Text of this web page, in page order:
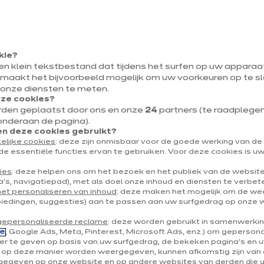
of
model, eindeloze
klein tekstbestand dat tijdens het surfen op uw
het bijvoorbeeld mogelijk om uw voorkeuren op te
diensten te meten.
cookies?
geplaatst door ons en onze 24 partners (te
de pagina).
deze cookies gebruikt?
cookies: deze zijn onmisbaar voor de goede werking van
essentiële functies ervan te gebruiken. Voor deze cookies is
: deze helpen ons om het bezoek en het publiek van de
navigatiepad), met als doel onze inhoud en diensten te
personaliseren van inhoud : deze maken het mogelijk om de
suggesties) aan te passen aan uw surfgedrag op onze
reclame: deze worden gebruikt in
, Google Ads, Meta, Pinterest, Microsoft Ads, enz.) om
te geven op basis van uw surfgedrag, de bekeken pagina's en
deze manier worden weergegeven, kunnen afkomstig zijn van
op onze website en op andere websites van derden die